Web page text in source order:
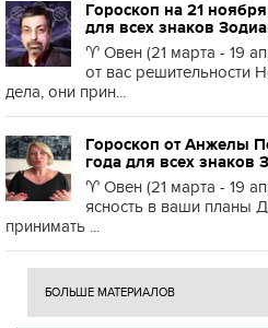
Гороскоп на 21
для всех знаков
♈️ Овен (21 марта - 19
от вас решительности
дела, они прин...
Гороскоп от Анжелы
года для всех знаков
♈️ Овен (21 марта - 19
ясность в ваши планы
принимать ...
БОЛЬШЕ МАТЕРИАЛОВ